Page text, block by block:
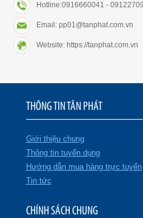
Hotline:0916660041 -
Email: pp01@tanphat.com.vn
Website: https://tanphat.com.vn
THÔNG TIN TÂN PHÁT
Giới thiệu chung
Thông tin tuyển dụng
Hướng dẫn mua hàng trực tuyến
Tin tức
CHÍNH SÁCH CHUNG